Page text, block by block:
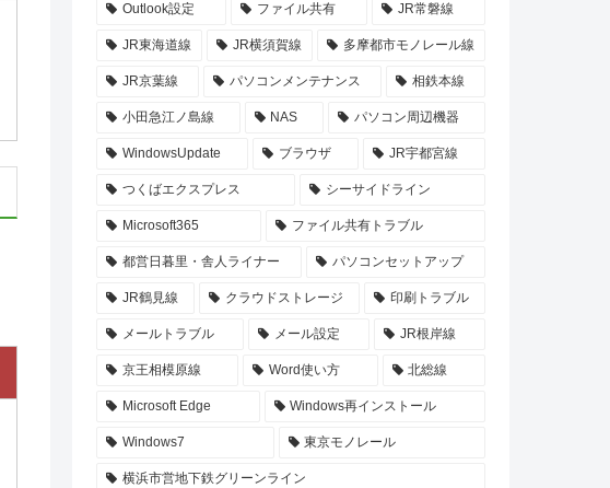
Outlook設定 ファイル共有 JR常磐線
JR東海道線 JR横須賀線 多摩都市モノレール線
JR京葉線 パソコンメンテナンス 相鉄本線
小田急江ノ島線 NAS パソコン周辺機器
WindowsUpdate ブラウザ JR宇都宮線
つくばエクスプレス シーサイドライン
Microsoft365 ファイル共有トラブル
都営日暮里・舎人ライナー パソコンセットアップ
JR鶴見線 クラウドストレージ 印刷トラブル
メールトラブル メール設定 JR根岸線
京王相模原線 Word使い方 北総線
Microsoft Edge Windows再インストール
Windows7 東京モノレール
横浜市営地下鉄グリーンライン